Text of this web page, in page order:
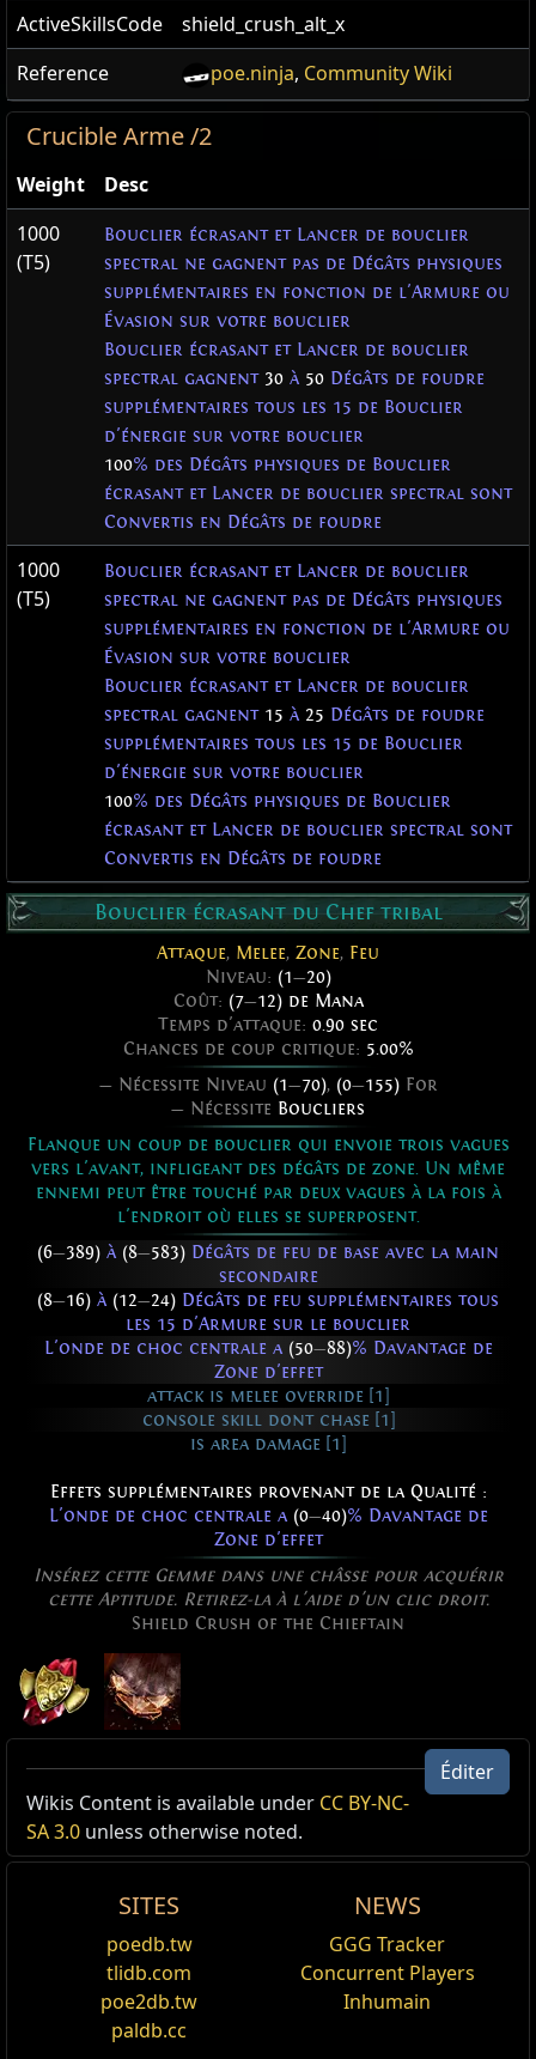
ActiveSkillsCode
shield_crush_alt_x
Reference
poe.ninja, Community Wiki
Crucible Arme /2
Weight
Desc
1000
(T5)
Bouclier écrasant et Lancer de bouclier
spectral ne gagnent pas de Dégâts physiques
supplémentaires en fonction de l'Armure ou
Évasion sur votre bouclier
Bouclier écrasant et Lancer de bouclier
spectral gagnent 30 à 50 Dégâts de foudre
supplémentaires tous les 15 de Bouclier
d'énergie sur votre bouclier
100% des Dégâts physiques de Bouclier
écrasant et Lancer de bouclier spectral sont
Convertis en Dégâts de foudre
1000
(T5)
Bouclier écrasant et Lancer de bouclier
spectral ne gagnent pas de Dégâts physiques
supplémentaires en fonction de l'Armure ou
Évasion sur votre bouclier
Bouclier écrasant et Lancer de bouclier
spectral gagnent 15 à 25 Dégâts de foudre
supplémentaires tous les 15 de Bouclier
d'énergie sur votre bouclier
100% des Dégâts physiques de Bouclier
écrasant et Lancer de bouclier spectral sont
Convertis en Dégâts de foudre
Bouclier écrasant du Chef tribal
Attaque, Melee, Zone, Feu
Niveau: (1—20)
Coût: (7—12) de Mana
Temps d'attaque: 0.90 sec
Chances de coup critique: 5.00%
— Nécessite Niveau (1—70), (0—155)For
— Nécessite Boucliers
Flanque un coup de bouclier qui envoie trois vagues
vers l'avant, infligeant des dégâts de zone. Un même
ennemi peut être touché par deux vagues à la fois à
l'endroit où elles se superposent.
(6—389) à (8—583) Dégâts de feu de base avec la main
secondaire
(8—16) à (12—24) Dégâts de feu supplémentaires tous
les 15 d'Armure sur le bouclier
L'onde de choc centrale a (50—88)% Davantage de
Zone d'effet
attack is melee override [1]
console skill dont chase [1]
is area damage [1]
Effets supplémentaires provenant de la Qualité :
L'onde de choc centrale a (0—40)% Davantage de
Zone d'effet
Insérez cette Gemme dans une châsse pour acquérir
cette Aptitude. Retirez-la à l'aide d'un clic droit.
Shield Crush of the Chieftain
Active Type: Attack, RequiresShield, Melee, Area,
Multistrikeable, Fire
Soutien : Dégâts de feu Rajoutés
Modifie les aptitudes qui touchent les ennemis.
Soutien : Inspiration
Modifie toutes les aptitudes. Les Créatures, les
Bouclier écrasant du Chef tribal
Niveau:(1—40)
Coût:
14) de Mana
Flanque un coup de bouclier qui envoie trois vagues
ennemi peut être touché par deux vagues à la fois à
l'endroit où elles se superposent.
à(8—2126) Dégâts de feu de base avec la main
Éditer
Wikis Content is available under CC BY-NC-
SA 3.0 unless otherwise noted.
SITES
poedb.tw
tlidb.com
poe2db.tw
paldb.cc
NEWS
GGG Tracker
Concurrent Players
Inhumain